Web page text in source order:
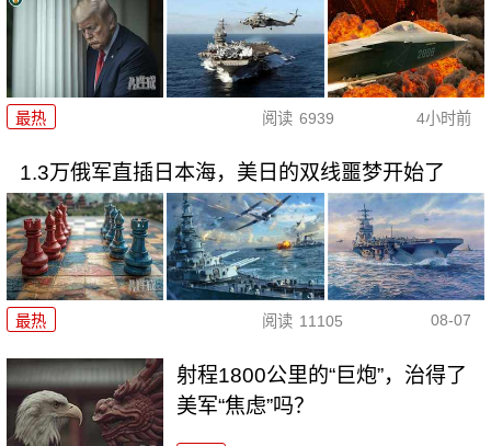
最热 阅读 6939 4小时前
1.3万俄军直插日本海，美日的双线噩梦开始了
最热 阅读 11105 08-07
射程1800公里的“巨炮”，治得了
美军“焦虑”吗？